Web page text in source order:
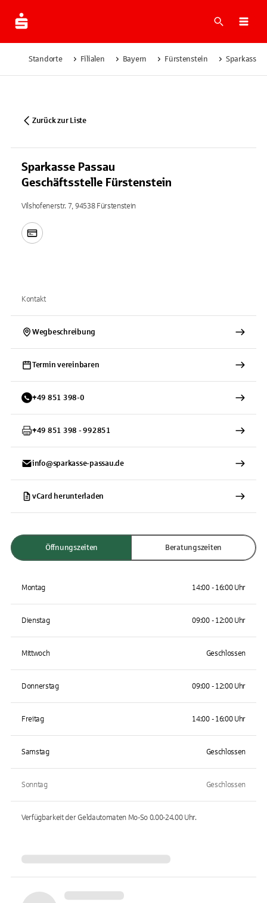
Suche
Standorte Filialen Bayern Fürstenstein Sparkasse
Zurück zur Liste
Sparkasse Passau
Geschäftsstelle Fürstenstein
Vilshofenerstr. 7, 94538 Fürstenstein
Kontakt
Wegbeschreibung
Termin vereinbaren
+49 851 398-0
+49 851 398 - 992851
info@sparkasse-passau.de
vCard herunterladen
Öffnungszeiten Beratungszeiten
Montag 14:00 - 16:00 Uhr
Dienstag 09:00 - 12:00 Uhr
Mittwoch Geschlossen
Donnerstag 09:00 - 12:00 Uhr
Freitag 14:00 - 16:00 Uhr
Samstag Geschlossen
Sonntag Geschlossen
Verfügbarkeit der Geldautomaten Mo-So 0.00-24.00Uhr.